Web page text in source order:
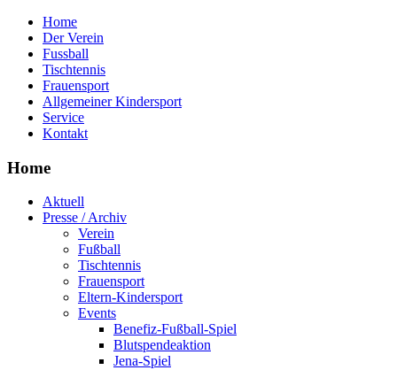
Home
Der Verein
Fussball
Tischtennis
Frauensport
Allgemeiner Kindersport
Service
Kontakt
Home
Aktuell
Presse / Archiv
Verein
Fußball
Tischtennis
Frauensport
Eltern-Kindersport
Events
Benefiz-Fußball-Spiel
Blutspendeaktion
Jena-Spiel